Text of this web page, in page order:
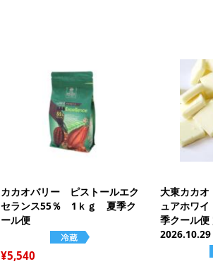
カカオバリー ピストールエク
セランス55％ 1ｋｇ 夏季ク
ール便
5,540
大東カカ
ュアホワ
季クール便
2026.10.29